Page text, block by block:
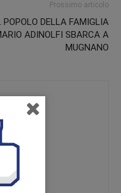
Prossimo articolo
POPOLO DELLA FAMIGLIA
ADINOLFI SBARCA A
MUGNANO